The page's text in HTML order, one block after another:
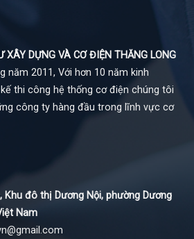
XÂY DỰNG VÀ CƠ ĐIỆN THĂNG LONG
năm 2011, Với hơn 10 năm kinh
thi công hệ thống cơ điện chúng tôi
công ty hàng đầu trong lĩnh vực cơ
Khu đô thị Dương Nội, phường Dương
Nam